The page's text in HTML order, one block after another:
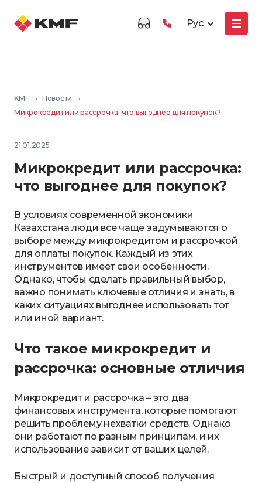
Рус
KMF • Новости
•
Микрокредит или рассрочка: что выгоднее для покупок?
21.01.2025
Микрокредит или рассрочка:
что выгоднее для покупок?
В условиях современной экономики
Казахстана люди все чаще задумываются о
выборе между микрокредитом и рассрочкой
для оплаты покупок. Каждый из этих
инструментов имеет свои особенности.
Однако, чтобы сделать правильный выбор,
важно понимать ключевые отличия и знать, в
каких ситуациях выгоднее использовать тот
или иной вариант.
Что такое микрокредит и
рассрочка: основные отличия
Микрокредит и рассрочка – это два
финансовых инструмента, которые помогают
решить проблему нехватки средств. Однако
они работают по разным принципам, и их
использование зависит от ваших целей.
Быстрый и доступный способ получения